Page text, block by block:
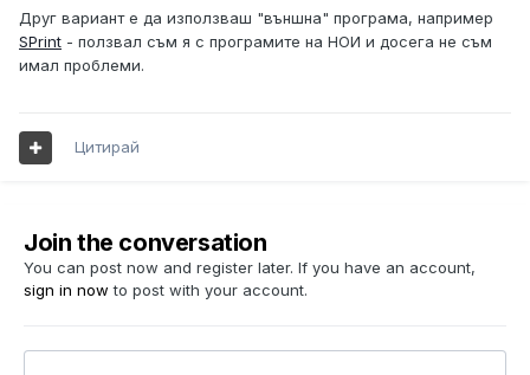
Друг вариант е да използваш "външна" програма, например
SPrint - ползвал съм я с програмите на НОИ и досега не съм
имал проблеми.
Цитирай
Join the conversation
You can post now and register later. If you have an account,
sign in now to post with your account.